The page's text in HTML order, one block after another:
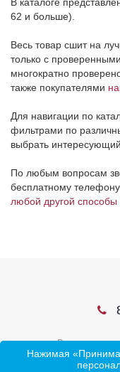
62 и больше).
Весь товар сшит на
только с
многократно
также покупателями
Для навигации по
фильтрами по
выбрать
По любым вопросам
бесплатному
любой другой способы
В соцсетях
Нажимая